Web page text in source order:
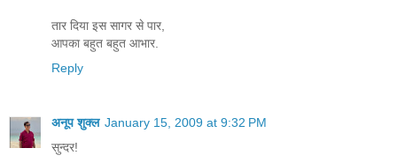
तार दिया इस सागर से पार,
आपका बहुत बहुत आभार.
Reply
अनूप शुक्ल January 15, 2009 at 9:32 PM
सुन्दर!